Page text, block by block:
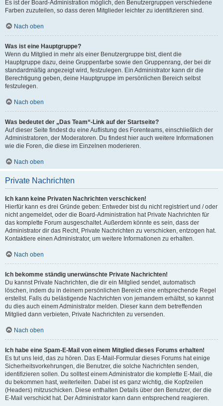
Es ist der Board-Administration möglich, den Benutzergruppen verschiedene
Farben zuzuteilen, so dass deren Mitglieder leichter zu identifizieren sind.
Nach oben
Was ist eine Hauptgruppe?
Wenn du Mitglied in mehr als einer Benutzergruppe bist, dient die
Hauptgruppe dazu, deine Gruppenfarbe sowie den Gruppenrang, der bei dir
standardmäßig angezeigt wird, festzulegen. Ein Administrator kann dir die
Berechtigung geben, deine Hauptgruppe im persönlichen Bereich selbst
festzulegen.
Nach oben
Was bedeutet der „Das Team“-Link auf der Startseite?
Auf dieser Seite findest du eine Auflistung des Forenteams, einschließlich der
Administratoren, der Moderatoren. Du findest hier auch weitere Informationen
wie die Foren, die diese im Einzelnen moderieren.
Nach oben
Private Nachrichten
Ich kann keine Privaten Nachrichten verschicken!
Hierfür kann es drei Gründe geben: Entweder bist du nicht registriert und / oder
nicht angemeldet, oder die Board-Administration hat Private Nachrichten für
das komplette Forum ausgeschaltet. Außerdem könnte es sein, dass der
Administrator dir das Recht, Private Nachrichten zu verschicken, entzogen hat.
Kontaktiere einen Administrator, um weitere Informationen zu erhalten.
Nach oben
Ich bekomme ständig unerwünschte Private Nachrichten!
Du kannst Private Nachrichten, die dir ein Mitglied sendet, automatisch
löschen, indem du in deinem persönlichen Bereich eine entsprechende Regel
erstellst. Falls du belästigende Nachrichten von jemandem erhältst, so kannst
du dies auch einem Administrator melden. Dieser kann dem betreffenden
Mitglied dann verbieten, Private Nachrichten zu versenden.
Nach oben
Ich habe eine Spam-E-Mail von einem Mitglied dieses Forums erhalten!
Es tut uns leid, das zu hören. Das E-Mail-Formular dieses Forums hat einige
Sicherheitsvorkehrungen, die Benutzer, die solche Nachrichten senden,
identifizieren sollen. Du solltest einem Administrator die komplette E-Mail, die
du bekommen hast, weiterleiten. Dabei ist es ganz wichtig, die Kopfzeilen
(Headers) mitzuschicken. Diese enthalten Details über den Benutzer, der die
E-Mail verschickt hat. Der Administrator kann dann entsprechend reagieren.